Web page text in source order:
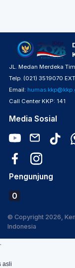
JL. Medan Merdeka
Telp. (021) 3519070
Email:
Call Center KKP: 141
Media Sosial
Pengunjung
0
© Copyright 2026,
Indonesia
.
asli